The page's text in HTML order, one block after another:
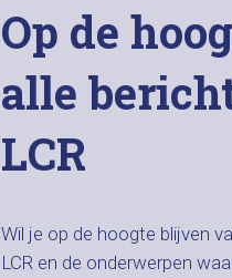
Op de
alle
LCR
Wil je op de hoogte blijven
LCR en de onderwerpen